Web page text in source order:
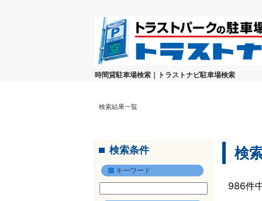
時間貸駐車場検索｜トラストナビ駐車場検索
検索結果一覧
検索条件
キーワード
検
986件